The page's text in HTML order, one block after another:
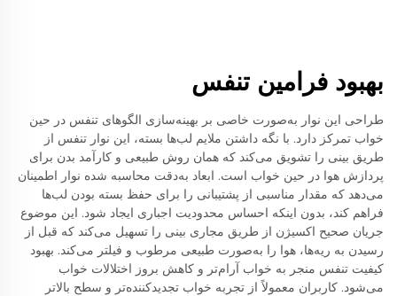
بهبود فرامین تنفس
طراحی این نوار به‌صورت خاصی بر بهینه‌سازی الگوهای تنفس در حین
خواب تمرکز دارد. با نگه داشتن ملایم لب‌ها بسته، این نوار تنفس از
طریق بینی را تشویق می‌کند که همان روش طبیعی و کارآمد بدن برای
پردازش هوا در حین خواب است. ابعاد به‌دقت محاسبه شده نوار اطمینان
می‌دهد که مقدار مناسبی از پشتیبانی را برای حفظ بسته بودن لب‌ها
فراهم کند، بدون اینکه احساس محدودیت اجباری ایجاد شود. این موضوع
جریان صحیح اکسیژن از طریق مجاری بینی را تسهیل می‌کند که قبل از
رسیدن به ریه‌ها، هوا را به‌صورت طبیعی مرطوب و فیلتر می‌کند. بهبود
کیفیت تنفس منجر به خواب آرام‌تر و کاهش بروز اختلالات خواب
می‌شود. کاربران معمولاً از تجربه خواب تجدیدکننده‌تر و سطح بالاتر